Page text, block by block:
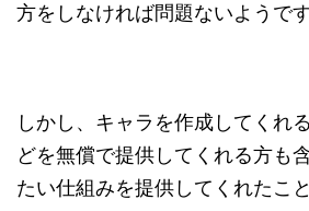
方をしなければ問題ないようです
しかし、キャラを作成してくれ
どを無償で提供してくれる方も
たい仕組みを提供してくれたこ